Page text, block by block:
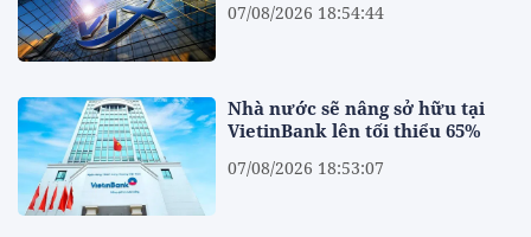
07/08/2026 18:54:44
Nhà nước sẽ nâng sở hữu tại
VietinBank lên tối thiểu 65%
07/08/2026 18:53:07